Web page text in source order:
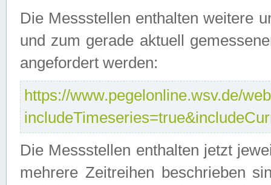
Die Messstellen enthalten weitere
und zum gerade aktuell
angefordert werden:
https://www.pegelonline.wsv.de/
Die Messstellen enthalten jetzt
mehrere Zeitreihen beschrieben